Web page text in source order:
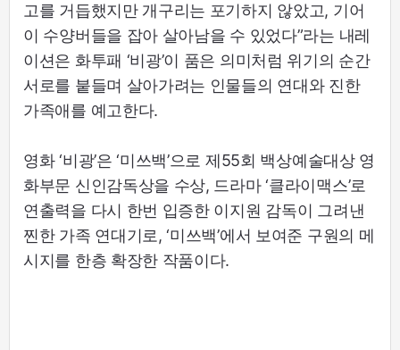
고를 거듭했지만 개구리는 포기하지 않았고, 기어
이 수양버들을 잡아 살아남을 수 있었다”라는 내레
이션은 화투패 ‘비광’이 품은 의미처럼 위기의 순간
서로를 붙들며 살아가려는 인물들의 연대와 진한
가족애를 예고한다.
영화 ‘비광’은 ‘미쓰백’으로 제55회 백상예술대상 영
화부문 신인감독상을 수상, 드라마 ‘클라이맥스’로
연출력을 다시 한번 입증한 이지원 감독이 그려낸
찐한 가족 연대기로, ‘미쓰백’에서 보여준 구원의 메
시지를 한층 확장한 작품이다.